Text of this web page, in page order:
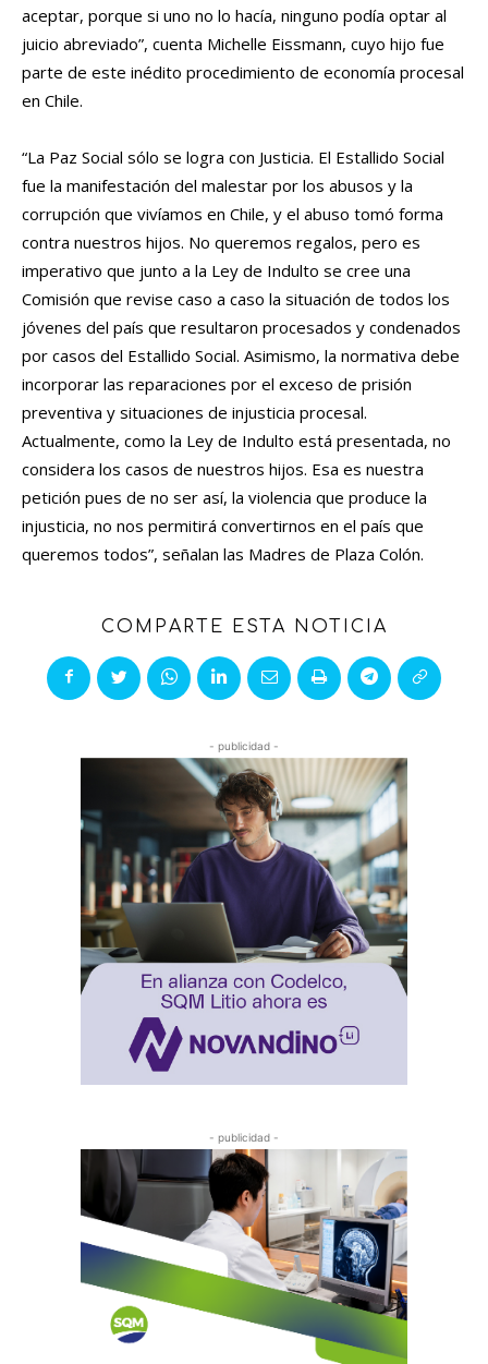
aceptar, porque si uno no lo hacía, ninguno podía optar al
juicio abreviado”, cuenta Michelle Eissmann, cuyo hijo fue
parte de este inédito procedimiento de economía procesal
en Chile.
“La Paz Social sólo se logra con Justicia. El Estallido Social
fue la manifestación del malestar por los abusos y la
corrupción que vivíamos en Chile, y el abuso tomó forma
contra nuestros hijos. No queremos regalos, pero es
imperativo que junto a la Ley de Indulto se cree una
Comisión que revise caso a caso la situación de todos los
jóvenes del país que resultaron procesados y condenados
por casos del Estallido Social. Asimismo, la normativa debe
incorporar las reparaciones por el exceso de prisión
preventiva y situaciones de injusticia procesal.
Actualmente, como la Ley de Indulto está presentada, no
considera los casos de nuestros hijos. Esa es nuestra
petición pues de no ser así, la violencia que produce la
injusticia, no nos permitirá convertirnos en el país que
queremos todos”, señalan las Madres de Plaza Colón.
COMPARTE ESTA NOTICIA
- publicidad -
- publicidad -